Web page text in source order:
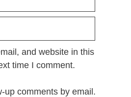
and website in this
time I comment.
up comments by email.